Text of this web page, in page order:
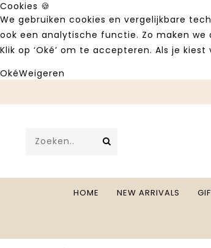
Cookies 🍪
We gebruiken cookies en vergelijkbare
ook een analytische functie. Zo maken
Klik op ‘Oké’ om te accepteren. Als je kiest
OkéWeigeren
HOME NEW ARRIVALS